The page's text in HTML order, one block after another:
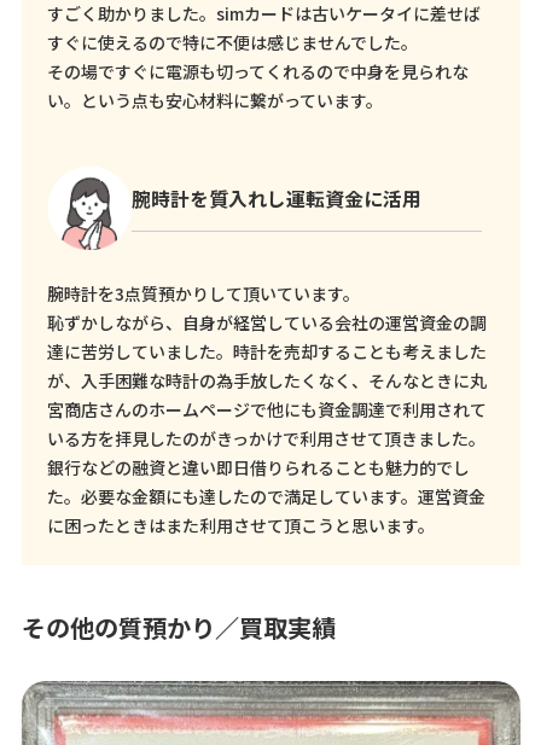
すごく助かりました。simカードは古いケータイに差せば
すぐに使えるので特に不便は感じませんでした。
その場ですぐに電源も切ってくれるので中身を見られな
い。という点も安心材料に繋がっています。
腕時計を質入れし運転資金に活用
腕時計を3点質預かりして頂いています。
恥ずかしながら、自身が経営している会社の運営資金の調
達に苦労していました。時計を売却することも考えました
が、入手困難な時計の為手放したくなく、そんなときに丸
宮商店さんのホームページで他にも資金調達で利用されて
いる方を拝見したのがきっかけで利用させて頂きました。
銀行などの融資と違い即日借りられることも魅力的でし
た。必要な金額にも達したので満足しています。運営資金
に困ったときはまた利用させて頂こうと思います。
その他の質預かり／買取実績